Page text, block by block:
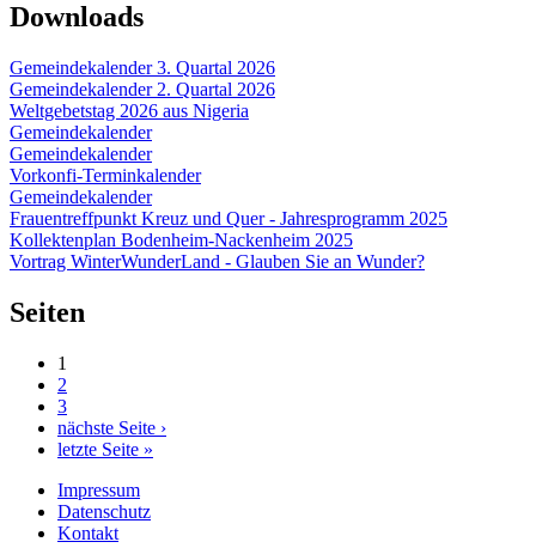
Downloads
Gemeindekalender 3. Quartal 2026
Gemeindekalender 2. Quartal 2026
Weltgebetstag 2026 aus Nigeria
Gemeindekalender
Gemeindekalender
Vorkonfi-Terminkalender
Gemeindekalender
Frauentreffpunkt Kreuz und Quer - Jahresprogramm 2025
Kollektenplan Bodenheim-Nackenheim 2025
Vortrag WinterWunderLand - Glauben Sie an Wunder?
Seiten
1
2
3
nächste Seite ›
letzte Seite »
Impressum
Datenschutz
Kontakt